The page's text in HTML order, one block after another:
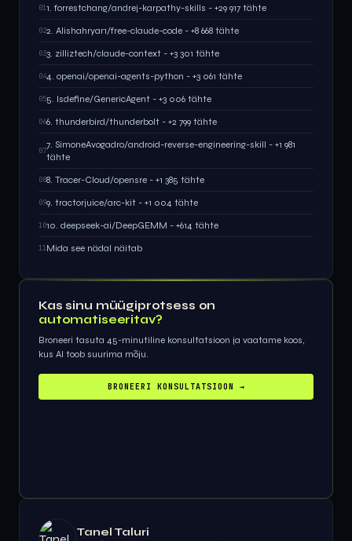
011. forrestchang/andrej-karpathy-skills - +29 917 tähte
022. Alishahryar1/free-claude-code - +8 668 tähte
033. zilliztech/claude-context - +3 301 tähte
044. openai/openai-agents-python - +3 061 tähte
055. lsdefine/GenericAgent - +3 006 tähte
066. thunderbird/thunderbolt - +2 799 tähte
07
7. SimoneAvogadro/android-reverse-engineering-skill - +1 981
tähte
088. Tracer-Cloud/opensre - +1 385 tähte
099. tractorjuice/arc-kit - +1 004 tähte
1010. deepseek-ai/DeepGEMM - +614 tähte
11Mida see nädal näitab
Kas sinu müügiprotsess on
automatiseeritav?
Broneeri tasuta 45-minutiline konsultatsioon ja vaatame koos,
kus AI toob suurima mõju.
BRONEERI KONSULTATSIOON →
Tanel Taluri